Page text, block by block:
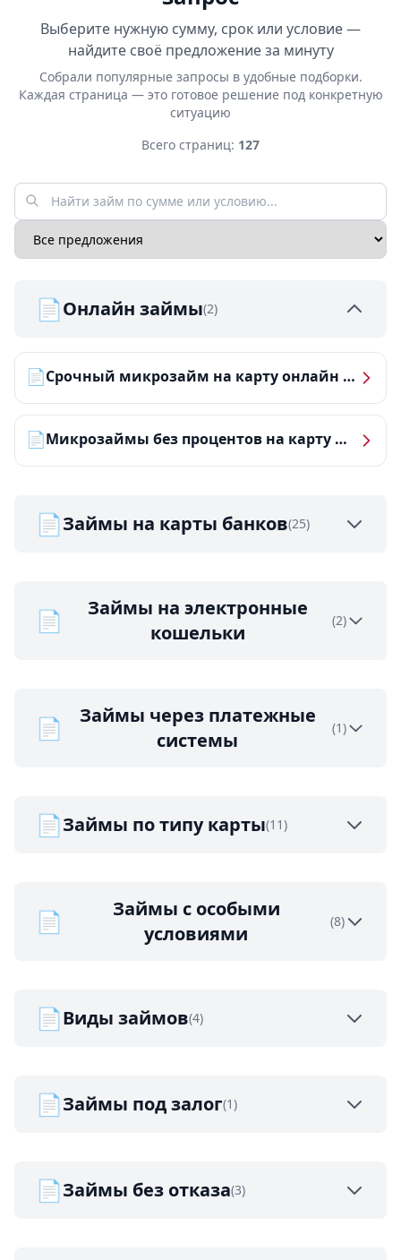
Выберите нужную сумму, срок или условие —
найдите своё предложение за минуту
Собрали популярные запросы в удобные подборки.
Каждая страница — это готовое решение под конкретную
ситуацию
Всего страниц: 127
📄Онлайн займы(2)
📄 Срочный микрозайм на карту онлайн — получить деньги за 5 минут
📄 Микрозаймы без процентов на карту — ТОП-10 за 2026 год
📄Займы на карты банков(25)
📄
Займы на электронные
кошельки
(2)
📄
Займы через платежные
системы
(1)
📄Займы по типу карты(11)
📄
Займы с особыми
условиями
(8)
📄Виды займов(4)
📄Займы под залог(1)
📄Займы без отказа(3)